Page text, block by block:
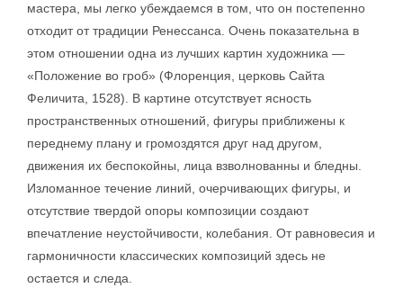
мастера, мы легко убеждаемся в том, что он постепенно
отходит от традиции Ренессанса. Очень показательна в
этом отношении одна из лучших картин художника —
«Положение во гроб» (Флоренция, церковь Сайта
Феличита, 1528). В картине отсутствует ясность
пространственных отношений, фигуры приближены к
переднему плану и громоздятся друг над другом,
движения их беспокойны, лица взволнованны и бледны.
Изломанное течение линий, очерчивающих фигуры, и
отсутствие твердой опоры композиции создают
впечатление неустойчивости, колебания. От равновесия и
гармоничности классических композиций здесь не
остается и следа.